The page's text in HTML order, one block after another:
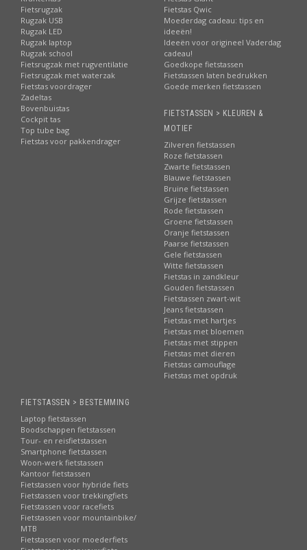
Fietsrugzak
Rugzak USB
Rugzak LED
Rugzak laptop
Rugzak school
Fietsrugzak met rugventilatie
Fietsrugzak met waterzak
Fietstas voordrager
Zadeltas
Bovenbuistas
Cockpit tas
Top tube bag
Fietstas voor pakkendrager
Fietstas Qwic
Moederdag cadeau: tips en
ideeën!
Ideeën voor origineel Vaderdag
cadeau!
Goedkope fietstassen
Fietstassen laten bedrukken
Goede merken fietstassen
FIETSTASSEN > KLEUREN &
MOTIEF
Zilveren fietstassen
Roze fietstassen
Zwarte fietstassen
Blauwe fietstassen
Bruine fietstassen
Grijze fietstassen
Rode fietstassen
Groene fietstassen
Oranje fietstassen
Paarse fietstassen
Gele fietstassen
Witte fietstassen
Fietstas in zandkleur
Gouden fietstassen
Fietstassen zwart-wit
Jeans fietstassen
Fietstas met hartjes
Fietstas met bloemen
Fietstas met stippen
Fietstas met dieren
Fietstas camouflage
Fietstas met opdruk
FIETSTASSEN > BESTEMMING
Laptop fietstassen
Boodschappen fietstassen
Tour- en reisfietstassen
Smartphone fietstassen
Woon-werk fietstassen
Kantoor fietstassen
Fietstassen voor hybride fiets
Fietstassen voor trekkingfiets
Fietstassen voor racefiets
Fietstassen voor mountainbike/
MTB
Fietstassen voor moederfiets